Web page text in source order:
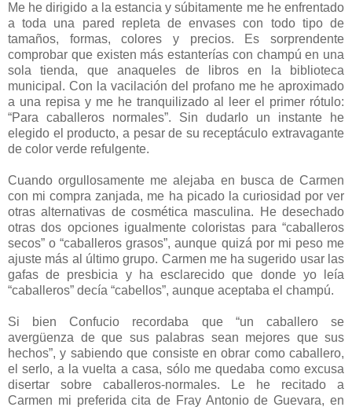
Me he dirigido a la estancia y súbitamente me he enfrentado
a toda una pared repleta de envases con todo tipo de
tamaños, formas, colores y precios. Es sorprendente
comprobar que existen más estanterías con champú en una
sola tienda, que anaqueles de libros en la biblioteca
municipal. Con la vacilación del profano me he aproximado
a una repisa y me he tranquilizado al leer el primer rótulo:
“Para caballeros normales”. Sin dudarlo un instante he
elegido el producto, a pesar de su receptáculo extravagante
de color verde refulgente.
Cuando orgullosamente me alejaba en busca de Carmen
con mi compra zanjada, me ha picado la curiosidad por ver
otras alternativas de cosmética masculina. He desechado
otras dos opciones igualmente coloristas para “caballeros
secos” o “caballeros grasos”, aunque quizá por mi peso me
ajuste más al último grupo. Carmen me ha sugerido usar las
gafas de presbicia y ha esclarecido que donde yo leía
“caballeros” decía “cabellos”, aunque aceptaba el champú.
Si bien Confucio recordaba que “un caballero se
avergüenza de que sus palabras sean mejores que sus
hechos”, y sabiendo que consiste en obrar como caballero,
el serlo, a la vuelta a casa, sólo me quedaba como excusa
disertar sobre caballeros-normales. Le he recitado a
Carmen mi preferida cita de Fray Antonio de Guevara, en